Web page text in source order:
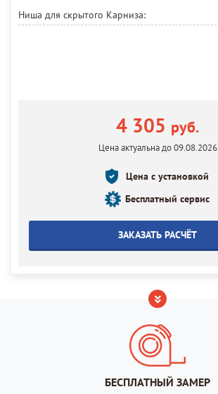
Ниша для скрытого Карниза:
4 305 руб.
Цена актуальна до 09.08.2026
Цена с установкой
Бесплатный сервис
ЗАКАЗАТЬ РАСЧЁТ
БЕСПЛАТНЫЙ ЗАМЕР